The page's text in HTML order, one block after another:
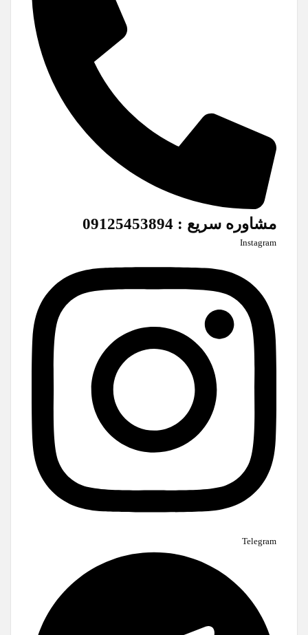
مشاوره سریع : 09125453894
Instagram
Telegram